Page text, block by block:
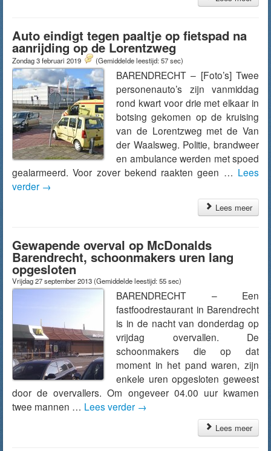
Auto eindigt tegen paaltje op fietspad na
aanrijding op de Lorentzweg
Zondag 3 februari 2019 (Gemiddelde leestijd: 57 sec)
BARENDRECHT – [Foto’s] Twee
personenauto’s zijn vanmiddag
rond kwart voor drie met elkaar in
botsing gekomen op de kruising
van de Lorentzweg met de Van
der Waalsweg. Politie, brandweer
en ambulance werden met spoed
gealarmeerd. Voor zover bekend raakten geen … Lees
verder →
Lees meer
Gewapende overval op McDonalds
Barendrecht, schoonmakers uren lang
opgesloten
Vrijdag 27 september 2013(Gemiddelde leestijd: 55 sec)
BARENDRECHT – Een
fastfoodrestaurant in Barendrecht
is in de nacht van donderdag op
vrijdag overvallen. De
schoonmakers die op dat
moment in het pand waren, zijn
enkele uren opgesloten geweest
door de overvallers. Om ongeveer 04.00 uur kwamen
twee mannen … Lees verder →
Lees meer